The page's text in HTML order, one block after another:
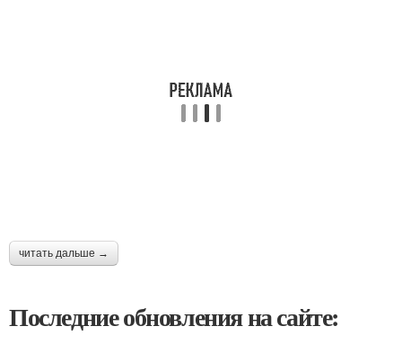
читать дальше →
Последние обновления на сайте: